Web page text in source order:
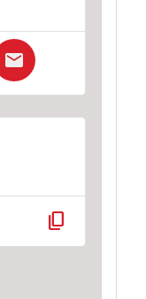
content_copy